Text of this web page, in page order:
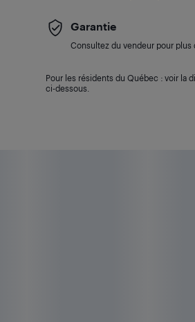
Garantie
Consultez du vendeur pour plus
Pour les résidents du Québec : voir la
ci-dessous.